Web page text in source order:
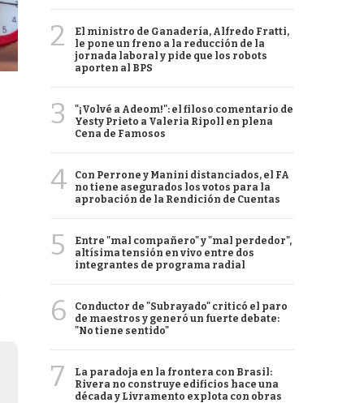
2
El ministro de Ganadería, Alfredo Fratti,
le pone un freno a la reducción de la
jornada laboral y pide que los robots
aporten al BPS
3
"¡Volvé a Adeom!": el filoso comentario de
Yesty Prieto a Valeria Ripoll en plena
Cena de Famosos
4
Con Perrone y Manini distanciados, el FA
no tiene asegurados los votos para la
aprobación de la Rendición de Cuentas
5
Entre "mal compañero" y "mal perdedor",
altísima tensión en vivo entre dos
integrantes de programa radial
6
Conductor de "Subrayado" criticó el paro
de maestros y generó un fuerte debate:
"No tiene sentido"
7
La paradoja en la frontera con Brasil:
Rivera no construye edificios hace una
década y Livramento explota con obras